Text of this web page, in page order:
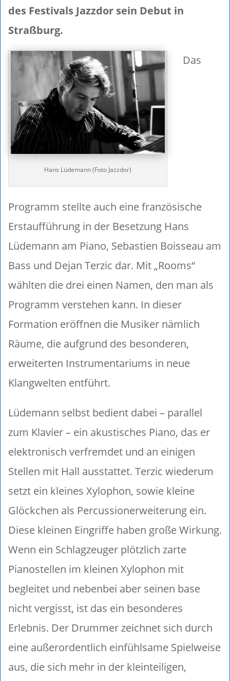
des Festivals Jazzdor sein Debut in
Straßburg.
Hans Lüdemann (Foto Jazzdor)
Das
Programm stellte auch eine französische
Erstaufführung in der Besetzung Hans
Lüdemann am Piano, Sebastien Boisseau am
Bass und Dejan Terzic dar. Mit „Rooms“
wählten die drei einen Namen, den man als
Programm verstehen kann. In dieser
Formation eröffnen die Musiker nämlich
Räume, die aufgrund des besonderen,
erweiterten Instrumentariums in neue
Klangwelten entführt.
Lüdemann selbst bedient dabei – parallel
zum Klavier – ein akustisches Piano, das er
elektronisch verfremdet und an einigen
Stellen mit Hall ausstattet. Terzic wiederum
setzt ein kleines Xylophon, sowie kleine
Glöckchen als Percussionerweiterung ein.
Diese kleinen Eingriffe haben große Wirkung.
Wenn ein Schlagzeuger plötzlich zarte
Pianostellen im kleinen Xylophon mit
begleitet und nebenbei aber seinen base
nicht vergisst, ist das ein besonderes
Erlebnis. Der Drummer zeichnet sich durch
eine außerordentlich einfühlsame Spielweise
aus, die sich mehr in der kleinteiligen,